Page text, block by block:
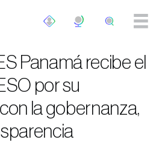
Panamá recibe el
por su
la gobernanza,